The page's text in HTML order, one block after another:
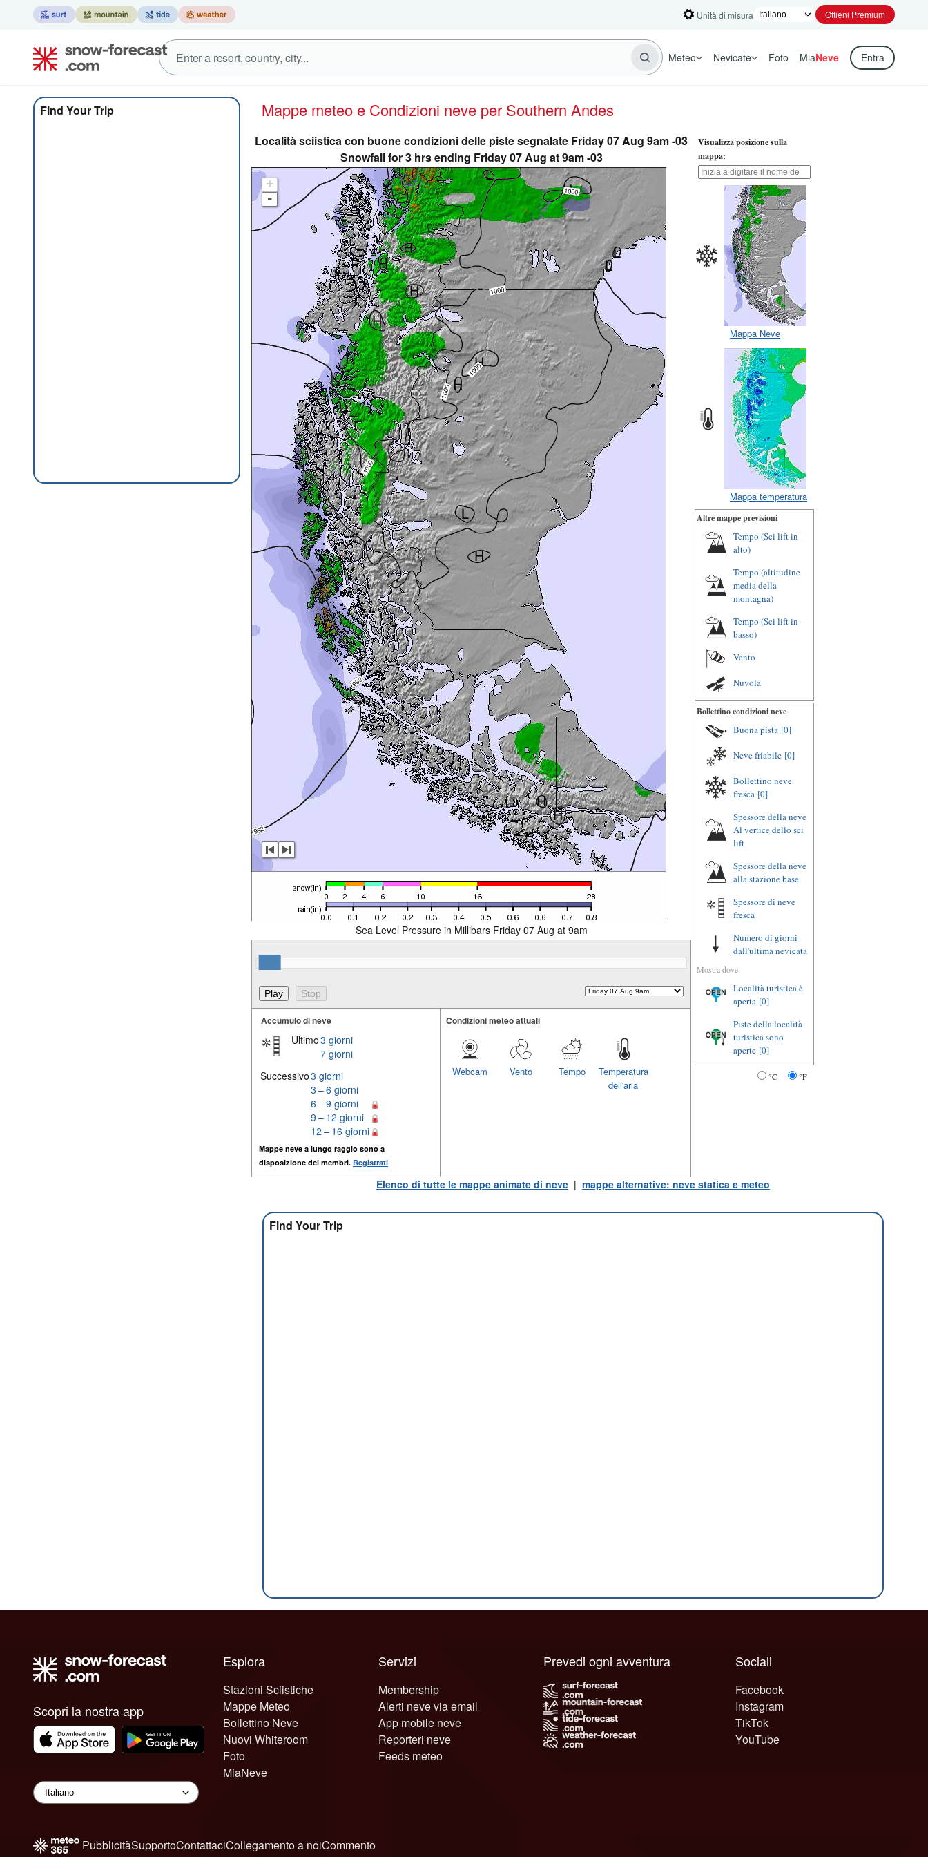
Unità di misura Ottieni Premium
Meteo Nevicate Foto MiaNeve Entra
Find Your Trip Mappe meteo e Condizioni neve per Southern Andes
Località sciistica con buone condizioni delle piste segnalate Friday 07 Aug 9am -03
Snowfall for 3 hrs ending Friday 07 Aug at 9am -03
+
-
Sea Level Pressure in Millibars Friday 07 Aug at 9am
Accumulo di neve
Ultimo3 giorni
7 giorni
Successivo3 giorni
3 – 6 giorni
6 – 9 giorni
9 – 12 giorni
12 – 16 giorni
Mappe neve a lungo raggio sono a
disposizione dei membri. Registrati
Condizioni meteo attuali
Temperatura
dell'aria
Tempo
Vento
Webcam
Visualizza posizione sulla
mappa:
Mappa Neve
Mappa temperatura
Altre mappe previsioni
Tempo (Sci lift in
alto)
Tempo (altitudine
media della
montagna)
Tempo (Sci lift in
basso)
Vento
Nuvola
Bollettino condizioni neve
Buona pista [0]
Neve friabile [0]
Bollettino neve
fresca [0]
Spessore della neve
Al vertice dello sci
lift
Spessore della neve
alla stazione base
Spessore di neve
fresca
Numero di giorni
dall'ultima nevicata
Mostra dove:
Località turistica è
aperta [0]
Piste della località
turistica sono
aperte [0]
°C °F
Elenco di tutte le mappe animate di neve | mappe alternative: neve statica e meteo
Find Your Trip
Scopri la nostra app
Esplora
Stazioni Sciistiche
Mappe Meteo
Bollettino Neve
Nuovi Whiteroom
Foto
MiaNeve
Servizi
Membership
Alerti neve via email
App mobile neve
Reporteri neve
Feeds meteo
Sociali
Facebook
Instagram
TikTok
YouTube
Prevedi ogni avventura
PubblicitàSupportoContattaciCollegamento a noiCommento